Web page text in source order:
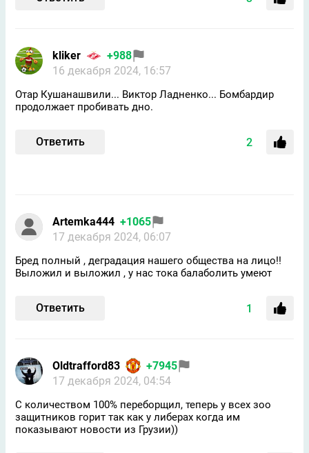
kliker
+988
16 декабря 2024, 16:57
Отар Кушанашвили... Виктор Ладненко... Бомбардир
продолжает пробивать дно.
Ответить 2
Artemka444 +1065
17 декабря 2024, 06:07
Бред полный , деградация нашего общества на лицо!!
Выложил и выложил , у нас тока балаболить умеют
Ответить 1
Oldtrafford83
+7945
17 декабря 2024, 04:54
С количеством 100% переборщил, теперь у всех зоо
защитников горит так как у либерах когда им
показывают новости из Грузии))